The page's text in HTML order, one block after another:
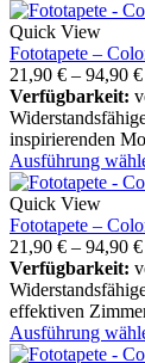
Quick View
Fototapete –
21,90 € – 94,90 €
Verfügbarkeit:
inspirierenden
Ausführung
Quick View
Fototapete –
21,90 € – 94,90 €
Verfügbarkeit:
effektiven
Ausführung